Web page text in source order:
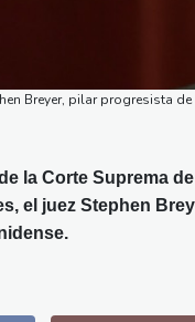
Breyer, pilar progresista
la Corte Suprema
el juez Stephen